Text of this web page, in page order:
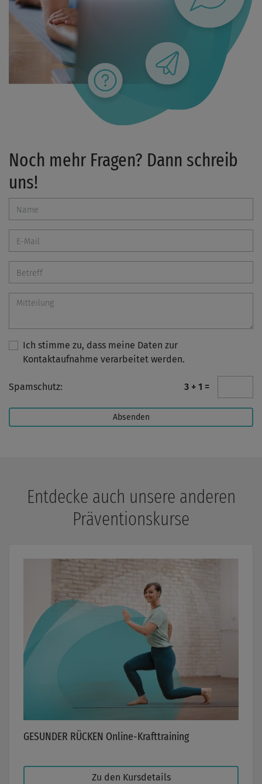
Noch mehr Fragen? Dann schreib
uns!
Ich stimme zu, dass meine Daten zur
Kontaktaufnahme verarbeitet werden.
Spamschutz: 3 + 1 =
Entdecke auch unsere anderen
Präventionskurse
GESUNDER RÜCKEN Online-Krafttraining
Zu den Kursdetails